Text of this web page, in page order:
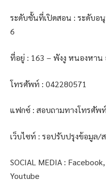
ระดับชั้นที่เปิดสอน : ระดับอ
6
ที่อยู่ : 163 – พังงู หนองหาน
โทรศัพท์ : 042280571
แฟกซ์ : สอบถามทางโทรศัพท์
เว็บไซท์ : รอปรับปรุงข้อมูล/
SOCIAL MEDIA :
Youtube